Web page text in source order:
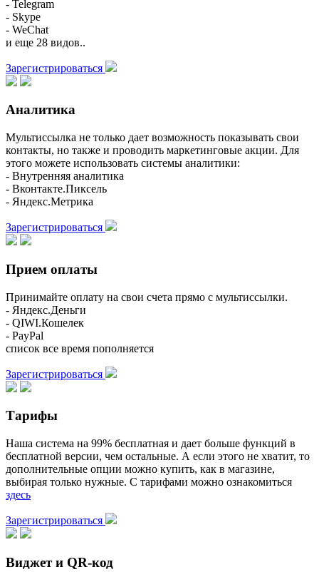
- Telegram
- Skype
- WeChat
и еще 28 видов..
Зарегистрироваться
Аналитика
Мультиссылка не только дает возможность показывать свои
контакты, но также и проводить маркетинговые акции. Для
этого можете использовать системы аналитики:
- Внутренняя аналитика
- Вконтакте.Пиксель
- Яндекс.Метрика
Зарегистрироваться
Прием оплаты
Принимайте оплату на свои счета прямо с мультиссылки.
- Яндекс.Деньги
- QIWI.Кошелек
- PayPal
список все время пополняется
Зарегистрироваться
Тарифы
Наша система на 99% бесплатная и дает больше функций в
бесплатной версии, чем остальные. А если этого не хватит, то
дополнительные опции можно купить, как в магазине,
выбирая только нужные. С тарифами можно ознакомиться
здесь
Зарегистрироваться
Виджет и QR-код